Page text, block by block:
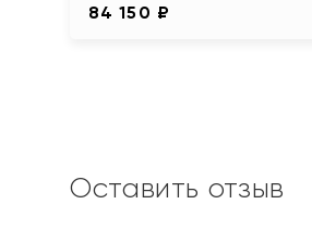
84 150 ₽
Оставить отзыв